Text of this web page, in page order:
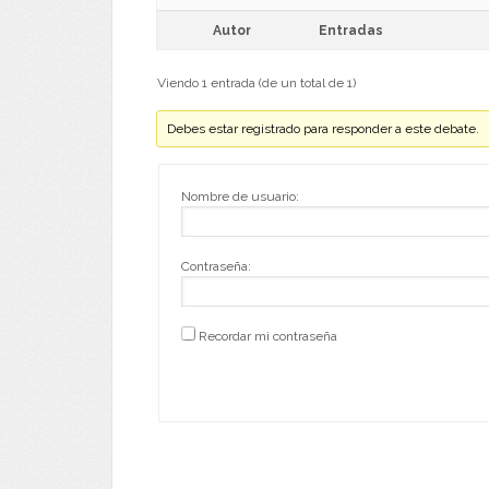
Autor Entradas
Viendo 1 entrada (de un total de 1)
Debes estar registrado para responder a este debate.
Nombre de usuario:
Contraseña:
Recordar mi contraseña